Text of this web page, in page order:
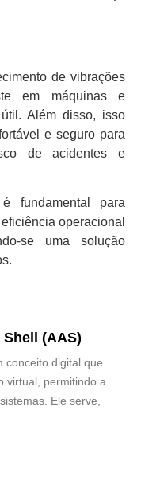
de vibrações
em máquinas e
Além disso, isso
e seguro para
de acidentes e
fundamental para
operacional
se uma solução
(AAS)
conceito digital que
virtual, permitindo a
Ele serve,